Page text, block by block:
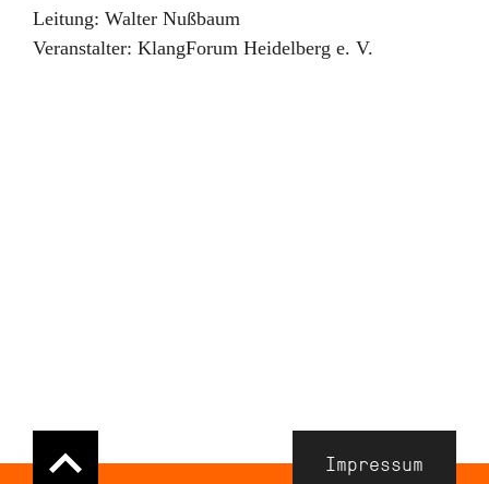
Leitung: Walter Nußbaum
Veranstalter: KlangForum Heidelberg e. V.
Navigation
Impressum